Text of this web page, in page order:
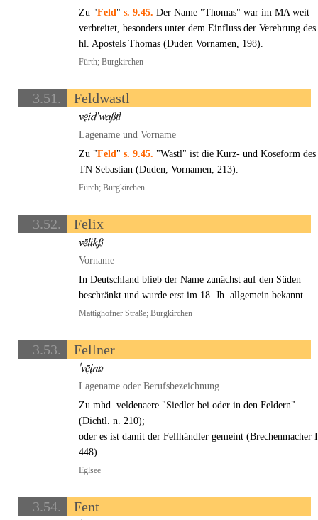
Zu "Feld"s. 9.45. Der Name "Thomas" war im MA weit
verbreitet, besonders unter dem Einfluss der Verehrung des
hl. Apostels Thomas (Duden Vornamen, 198).
Fürth; Burgkirchen
3.51. Feldwastl
Lagename und Vorname
Zu "Feld"s. 9.45. "Wastl" ist die Kurz- und Koseform des
TN Sebastian (Duden, Vornamen, 213).
Fürch; Burgkirchen
3.52. Felix
Vorname
In Deutschland blieb der Name zunächst auf den Süden
beschränkt und wurde erst im 18. Jh. allgemein bekannt.
Mattighofner Straße; Burgkirchen
3.53. Fellner
Lagename oder Berufsbezeichnung
Zu mhd. veldenaere "Siedler bei oder in den Feldern"
(Dichtl. n. 210);
oder es ist damit der Fellhändler gemeint (Brechenmacher
448).
Eglsee
3.54. Fent